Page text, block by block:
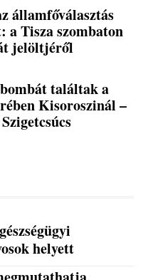
államfőválasztás
a Tisza szombaton
jelöltjéről
találtak a
Kisoroszinál –
helyett